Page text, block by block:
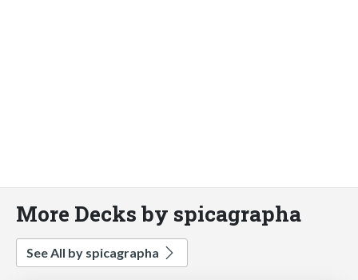
More Decks by spicagrapha
See All by spicagrapha